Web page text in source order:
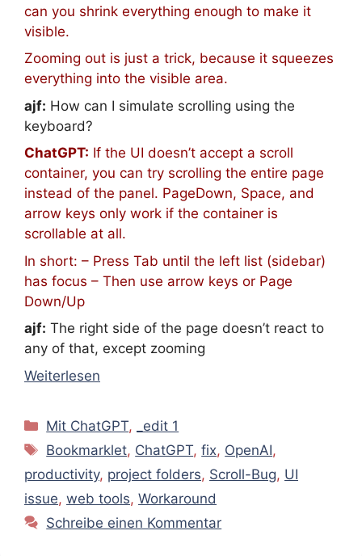
can you shrink everything enough to make it
visible.
Zooming out is just a trick, because it squeezes
everything into the visible area.
ajf: How can I simulate scrolling using the
keyboard?
ChatGPT: If the UI doesn’t accept a scroll
container, you can try scrolling the entire page
instead of the panel. PageDown, Space, and
arrow keys only work if the container is
scrollable at all.
In short: – Press Tab until the left list (sidebar)
has focus – Then use arrow keys or Page
Down/Up
ajf: The right side of the page doesn’t react to
any of that, except zooming
Weiterlesen
Kategorien
Mit ChatGPT,
_edit 1
Schlagwörter
Bookmarklet, ChatGPT,fix, OpenAI,
productivity, project folders, Scroll-Bug, UI
issue, web tools, Workaround
Schreibe einen Kommentar